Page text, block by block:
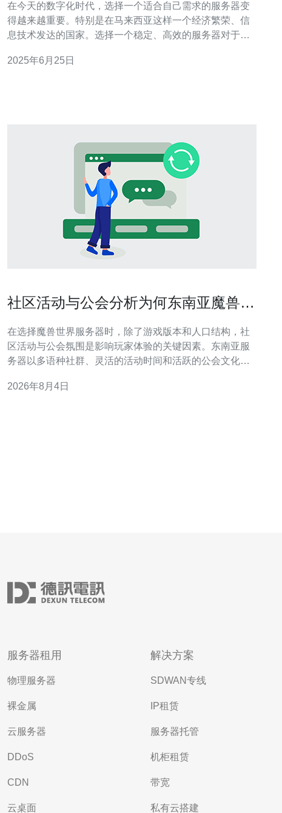
在今天的数字化时代，选择一个适合自己需求的服务器变
得越来越重要。特别是在马来西亚这样一个经济繁荣、信
息技术发达的国家。选择一个稳定、高效的服务器对于保
择中，究竟该选择哪种服务器呢？接下来我们将一一探
2025年6月25日
社区活动与公会分析为何东南亚魔兽服
在选择魔兽世界服务器时，除了游戏版本和人口结构，社
区活动与公会氛围是影响玩家体验的关键因素。东南亚服
务器以多语种社群、灵活的活动时间和活跃的公会文化著
从玩家类型来看，喜欢社交、组队打团或参与公会运营的
2026年8月4日
服务器租用
物理服务器
裸金属
云服务器
DDoS
CDN
云桌面
解决方案
SDWAN专线
IP租赁
服务器托管
机柜租赁
带宽
私有云搭建